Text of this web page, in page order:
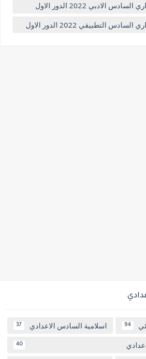
الادبي 2022 الدور الاول
التطبيقي 2022 الدور الاول
94 اسلامية السادس الاعدادي 37
40